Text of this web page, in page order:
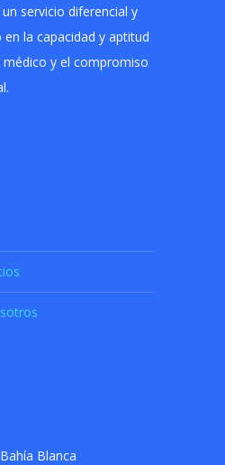
servicio diferencial y
la capacidad y aptitud
y el compromiso
Blanca